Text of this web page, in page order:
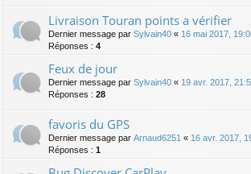
Livraison Touran points a vérifier
Dernier message par Sylvain40 « 16 mai 2017,
Réponses : 4
Feux de jour
Dernier message par Sylvain40 « 19 avr. 2017,
Réponses : 28
favoris du GPS
Dernier message par Arnaud6251 « 16 avr. 2017,
Réponses : 1